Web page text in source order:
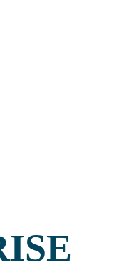
installation